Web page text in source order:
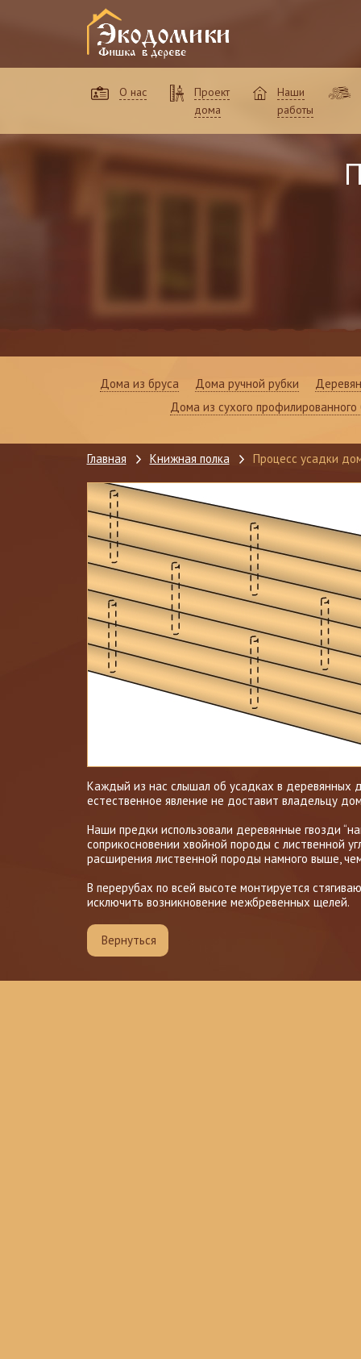
О нас
Проект
дома
Наши
работы
Дома из бруса Дома ручной рубки
Дома из сухого профилированного
Главная Книжная полка Процесс усадки
Каждый из нас слышал об усадках в деревянных
естественное явление не доставит владельцу
Наши предки использовали деревянные гвозди
соприкосновении хвойной породы с лиственной
расширения лиственной породы намного выше,
В перерубах по всей высоте монтируется
исключить возникновение межбревенных щелей.
Вернуться